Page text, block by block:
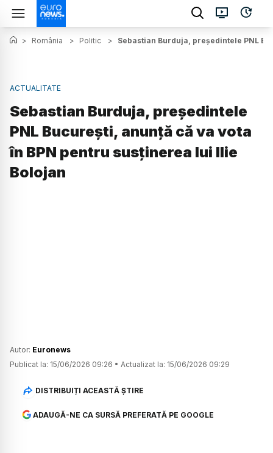
> România > Politic > Sebastian Burduja, președintele PNL
ACTUALITATE
Sebastian Burduja, președintele
PNL București, anunță că va vota
în BPN pentru susținerea lui Ilie
Bolojan
Autor: Euronews
Publicat la: 15/06/2026 09:26 • Actualizat la: 15/06/2026 09:29
DISTRIBUIȚI ACEASTĂ ȘTIRE
ADAUGĂ-NE CA SURSĂ PREFERATĂ PE GOOGLE